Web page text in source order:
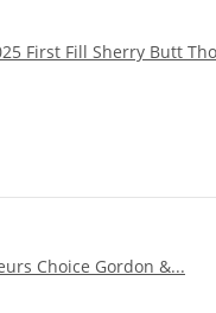
First Fill Sherry Butt